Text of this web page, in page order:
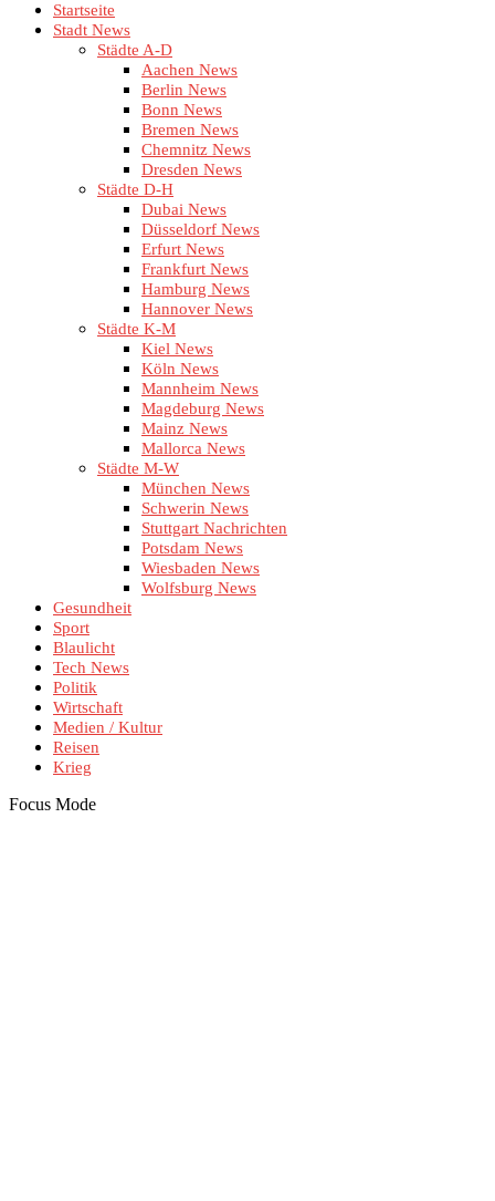
Startseite
Stadt News
Städte A-D
Aachen News
Berlin News
Bonn News
Bremen News
Chemnitz News
Dresden News
Städte D-H
Dubai News
Düsseldorf News
Erfurt News
Frankfurt News
Hamburg News
Hannover News
Städte K-M
Kiel News
Köln News
Mannheim News
Magdeburg News
Mainz News
Mallorca News
Städte M-W
München News
Schwerin News
Stuttgart Nachrichten
Potsdam News
Wiesbaden News
Wolfsburg News
Gesundheit
Sport
Blaulicht
Tech News
Politik
Wirtschaft
Medien / Kultur
Reisen
Krieg
Focus Mode